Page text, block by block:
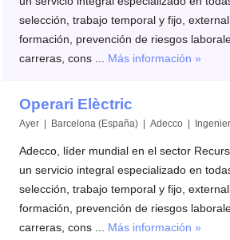
selección, trabajo temporal y fijo,
formación, prevención de riesgos
carreras, cons ... Más información »
Operari Elèctric
Ayer | Barcelona (España) | Adecco |
Adecco, líder mundial en el sector
un servicio integral especializado en
selección, trabajo temporal y fijo,
formación, prevención de riesgos
carreras, cons ... Más información »